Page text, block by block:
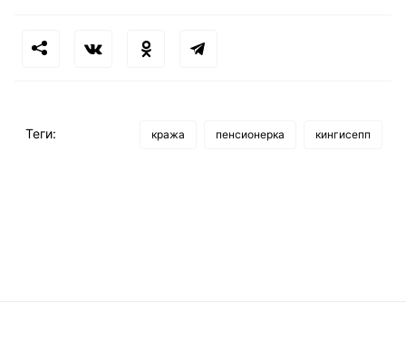
Теги: кража пенсионерка кингисепп